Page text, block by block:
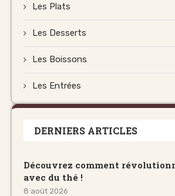
Les Plats
Les Desserts
Les Boissons
Les Entrées
DERNIERS ARTICLES
Découvrez comment
avec du thé !
8 août 2026